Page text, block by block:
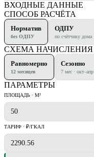
ВХОДНЫЕ ДАННЫЕ
СПОСОБ РАСЧЁТА
Норматив
без ОДПУ
ОДПУ
по счётчику дома
СХЕМА НАЧИСЛЕНИЯ
Равномерно
12 месяцев
Сезонно
7 мес · окт–апр
ПАРАМЕТРЫ
ПЛОЩАДЬ · М²
ТАРИФ · ₽/ГКАЛ